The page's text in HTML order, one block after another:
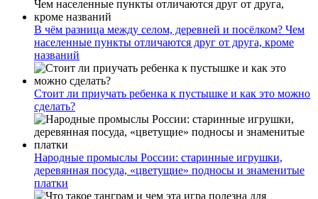
В чём разница между селом, деревней и посёлком? Чем
населенные пункты отличаются друг от друга, кроме
названий
Стоит ли приучать ребенка к пустышке и как это можно
сделать?
Народные промыслы России: старинные игрушки,
деревянная посуда, «цветущие» подносы и знаменитые
платки